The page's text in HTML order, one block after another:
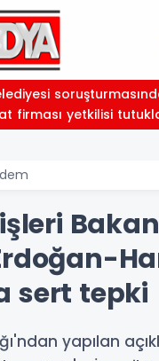
firması yetkilisi
sert tepki
yapılan